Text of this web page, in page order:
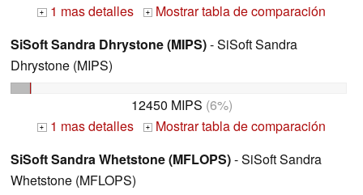
+ 1 mas detalles +
Mostrar tabla de comparación
SiSoft Sandra Dhrystone (MIPS)- SiSoft Sandra
Dhrystone (MIPS)
12450 MIPS (6%)
+ 1 mas detalles +
Mostrar tabla de comparación
SiSoft Sandra Whetstone (MFLOPS)- SiSoft Sandra
Whetstone (MFLOPS)